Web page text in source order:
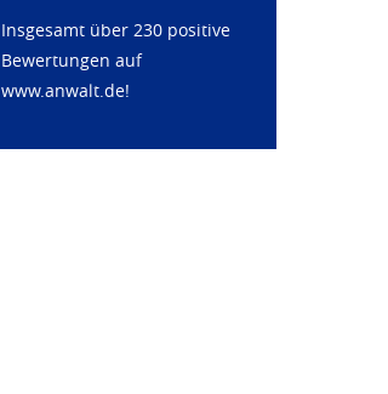
Insgesamt über 230 positive
Bewertungen auf
www.anwalt.de!